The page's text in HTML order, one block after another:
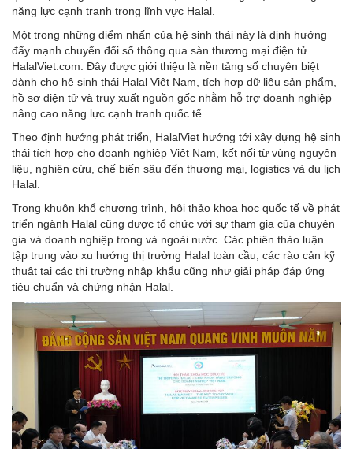
năng lực cạnh tranh trong lĩnh vực Halal.
Một trong những điểm nhấn của hệ sinh thái này là định hướng
đẩy mạnh chuyển đổi số thông qua sàn thương mại điện tử
HalalViet.com. Đây được giới thiệu là nền tảng số chuyên biệt
dành cho hệ sinh thái Halal Việt Nam, tích hợp dữ liệu sản phẩm,
hồ sơ điện tử và truy xuất nguồn gốc nhằm hỗ trợ doanh nghiệp
nâng cao năng lực cạnh tranh quốc tế.
Theo định hướng phát triển, HalalViet hướng tới xây dựng hệ sinh
thái tích hợp cho doanh nghiệp Việt Nam, kết nối từ vùng nguyên
liệu, nghiên cứu, chế biến sâu đến thương mại, logistics và du lịch
Halal.
Trong khuôn khổ chương trình, hội thảo khoa học quốc tế về phát
triển ngành Halal cũng được tổ chức với sự tham gia của chuyên
gia và doanh nghiệp trong và ngoài nước. Các phiên thảo luận
tập trung vào xu hướng thị trường Halal toàn cầu, các rào cản kỹ
thuật tại các thị trường nhập khẩu cũng như giải pháp đáp ứng
tiêu chuẩn và chứng nhận Halal.